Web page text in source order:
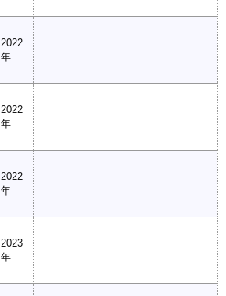
2022
年
2022
年
2022
年
2023
年